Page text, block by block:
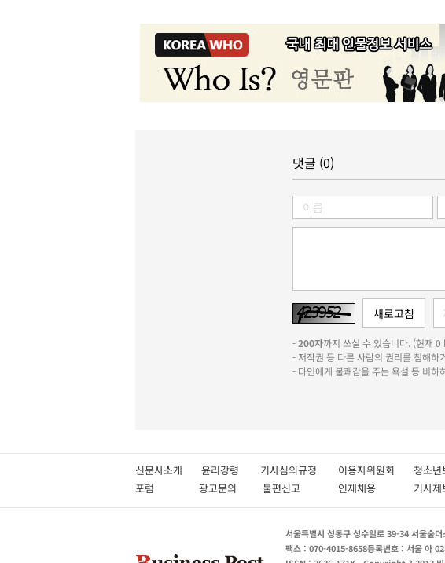
댓글 (0)
-200자까지 쓰실 수 있습니다. (현재
- 저작권 등 다른 사람의 권리를 침해하
- 타인에게 불쾌감을 주는 욕설 등 비하
신문사소개 윤리강령 기사심의규정 이용자위원회 청소
포럼
광고문의 불편신고 인재채용 기
서울특별시 성동구 성수일로 39-34 서울숲
팩스 : 070-4015-8658등록번호 : 서울 아